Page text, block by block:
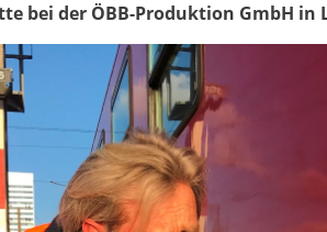
bei der ÖBB-Produktion GmbH in